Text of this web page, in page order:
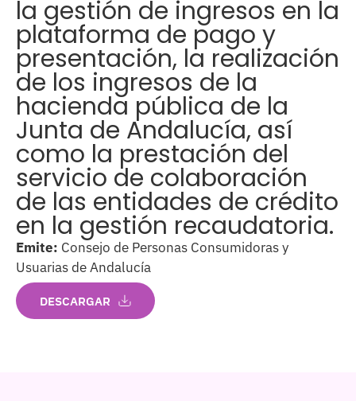
la gestión de ingresos en la
plataforma de pago y
presentación, la realización
de los ingresos de la
hacienda pública de la
Junta de Andalucía, así
como la prestación del
servicio de colaboración
de las entidades de crédito
en la gestión recaudatoria.
Emite: Consejo de Personas Consumidoras y
Usuarias de Andalucía
DESCARGAR